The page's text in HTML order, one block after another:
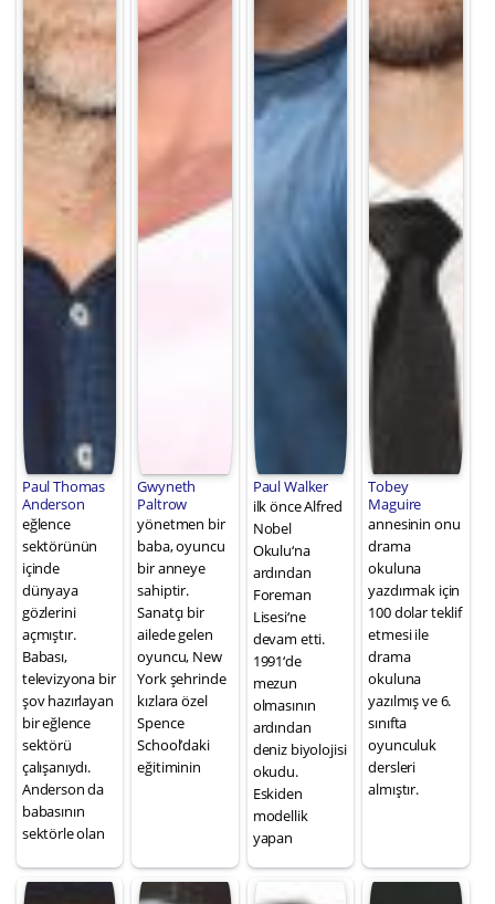
Paul Thomas
Anderson
eğlence
sektörünün
içinde
dünyaya
gözlerini
açmıştır.
Babası,
televizyona bir
şov hazırlayan
bir eğlence
sektörü
çalışanıydı.
Anderson da
babasının
sektörle olan
Gwyneth
Paltrow
yönetmen bir
baba, oyuncu
bir anneye
sahiptir.
Sanatçı bir
ailede gelen
oyuncu, New
York şehrinde
kızlara özel
Spence
School’daki
eğitiminin
Paul Walker
ilk önce Alfred
Nobel
Okulu‘na
ardından
Foreman
Lisesi‘ne
devam etti.
1991‘de
mezun
olmasının
ardından
deniz biyolojisi
okudu.
Eskiden
modellik
yapan
Tobey
Maguire
annesinin onu
drama
okuluna
yazdırmak için
100 dolar teklif
etmesi ile
drama
okuluna
yazılmış ve 6.
sınıfta
oyunculuk
dersleri
almıştır.